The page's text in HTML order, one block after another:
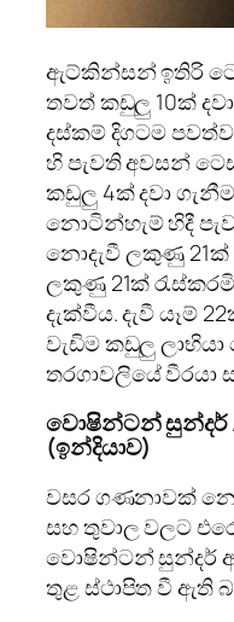
ඇට්කින්සන් ඉතිරි
තවත් කඩුලු 10ක්
දස්කම් දිගටම
හි පැවති අවසන්
කඩුලු 4ක් දවා
නොටින්හැම් හිදී
නොදැවී ලකුණු
ලකුණු 21ක්
දැක්වීය. දැවී යෑම්
වැඩිම කඩුලු
තරගාවලියේ වීරයා
වොෂින්ටන්සුන්දර්
(ඉන්දියාව)
වසර ගණනාවක්
සහ තුවාල වලට
වොෂින්ටන් සුන්දර්
තුළ ස්ථාපිත වී ඇති